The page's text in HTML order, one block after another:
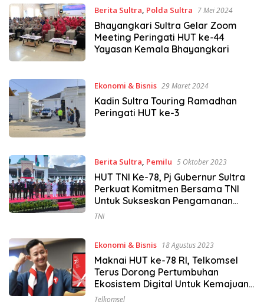
Berita Sultra, Polda Sultra 7 Mei 2024
Bhayangkari Sultra Gelar Zoom
Meeting Peringati HUT ke-44
Yayasan Kemala Bhayangkari
Ekonomi & Bisnis 29 Maret 2024
Kadin Sultra Touring Ramadhan
Peringati HUT ke-3
Berita Sultra, Pemilu 5 Oktober 2023
HUT TNI Ke-78, Pj Gubernur Sultra
Perkuat Komitmen Bersama TNI
Untuk Sukseskan Pengamanan
Pemilu 2024
TNI
Ekonomi & Bisnis 18 Agustus 2023
Maknai HUT ke-78 RI, Telkomsel
Terus Dorong Pertumbuhan
Ekosistem Digital Untuk Kemajuan
Bangsa
Telkomsel